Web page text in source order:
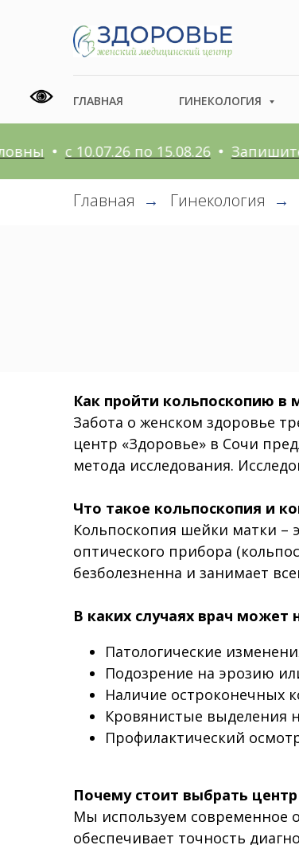
ГЛАВНАЯ ГИНЕКОЛОГИЯ
с 10.07.26 по 15.08.26 Запишитесь
Главная → Гинекология →
Как пройти кольпоскопию в
Забота о женском здоровье
центр «Здоровье» в Сочи
метода исследования.
Что такое кольпоскопия и
Кольпоскопия шейки матки –
оптического прибора
безболезненна и занимает
В каких случаях врач может
Патологические
Подозрение на эрозию
Наличие остроконечных
Кровянистые выделения
Профилактический
Почему стоит выбрать
Мы используем современное
обеспечивает точность